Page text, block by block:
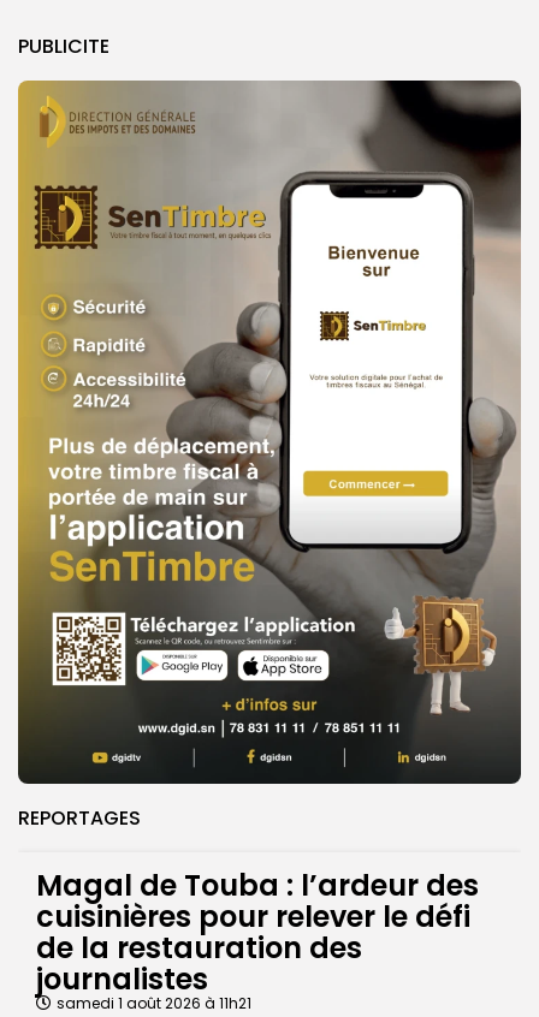
PUBLICITE
REPORTAGES
Magal de Touba : l’ardeur des
cuisinières pour relever le défi
de la restauration des
journalistes
samedi 1 août 2026 à 11h21